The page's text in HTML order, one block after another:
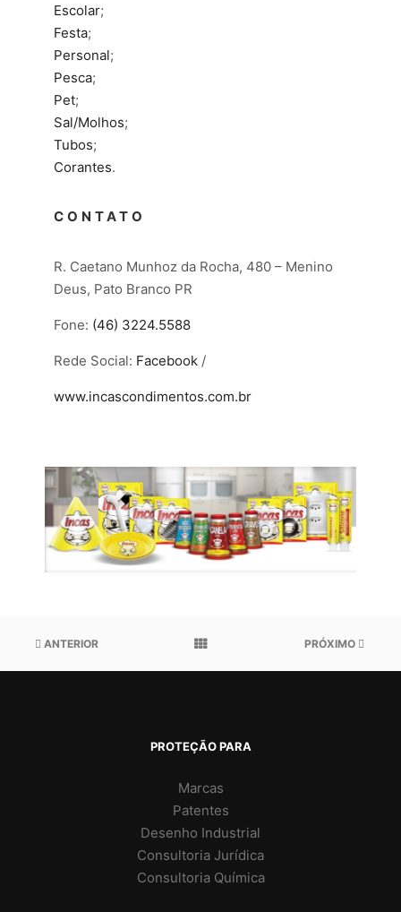
Escolar;
Festa;
Personal;
Pesca;
Pet;
Sal/Molhos;
Tubos;
Corantes.
CONTATO
R. Caetano Munhoz da Rocha, 480 – Menino
Deus, Pato Branco PR
Fone: (46) 3224.5588
Rede Social: Facebook /
www.incascondimentos.com.br
ANTERIOR PRÓXIMO
PROTEÇÃO PARA
Marcas
Patentes
Desenho Industrial
Consultoria Jurídica
Consultoria Química